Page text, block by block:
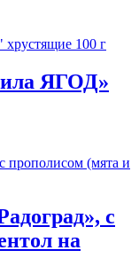
ЯГОД»
с
на